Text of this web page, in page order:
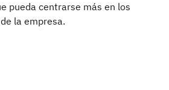
pueda centrarse más en los
la empresa.